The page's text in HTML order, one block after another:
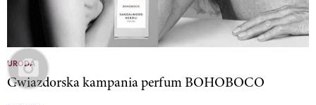
URODA
Gwiazdorska kampania perfum BOHOBOCO